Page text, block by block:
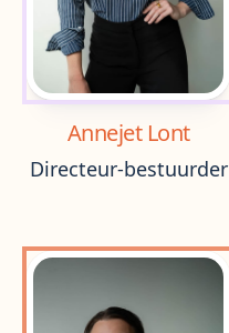
Annejet Lont
Directeur-bestuurder